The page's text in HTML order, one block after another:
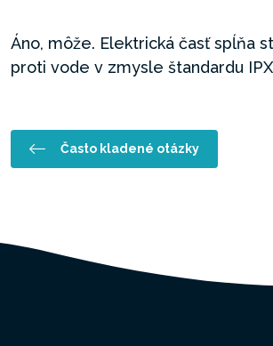
Áno, môže. Elektrická časť spĺňa
proti vode v zmysle štandardu
Často kladené otázky